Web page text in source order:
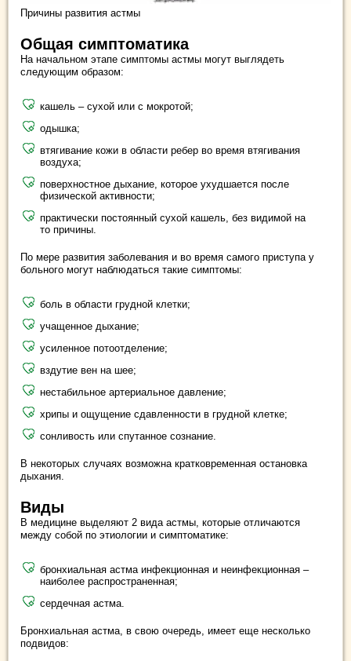
Причины развития астмы
Общая симптоматика
На начальном этапе симптомы астмы могут выглядеть
следующим образом:
кашель – сухой или с мокротой;
одышка;
втягивание кожи в области ребер во время втягивания
воздуха;
поверхностное дыхание, которое ухудшается после
физической активности;
практически постоянный сухой кашель, без видимой на
то причины.
По мере развития заболевания и во время самого приступа у
больного могут наблюдаться такие симптомы:
боль в области грудной клетки;
учащенное дыхание;
усиленное потоотделение;
вздутие вен на шее;
нестабильное артериальное давление;
хрипы и ощущение сдавленности в грудной клетке;
сонливость или спутанное сознание.
В некоторых случаях возможна кратковременная остановка
дыхания.
Виды
В медицине выделяют 2 вида астмы, которые отличаются
между собой по этиологии и симптоматике:
бронхиальная астма инфекционная и неинфекционная –
наиболее распространенная;
сердечная астма.
Бронхиальная астма, в свою очередь, имеет еще несколько
подвидов: